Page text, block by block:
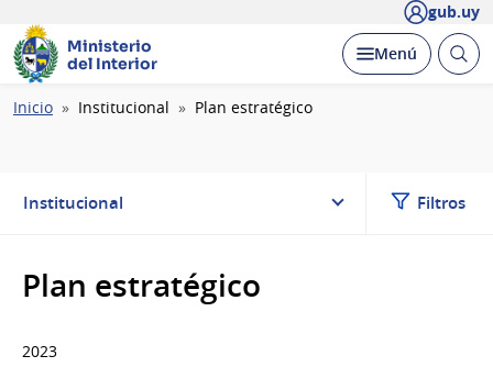
gub.uy
Ministerio
del Interior
Desplegar
Menú Abrir
Ruta
Inicio Institucional Plan estratégico
Institucional Filtros
Plan estratégico
2023